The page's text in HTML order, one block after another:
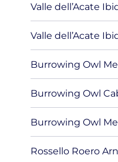
Valle dell’Acate
Valle dell’Acate
Burrowing Owl
Burrowing Owl
Burrowing Owl
Rossello Roero